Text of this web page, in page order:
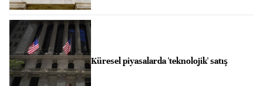
Küresel piyasalarda 'teknolojik' satış